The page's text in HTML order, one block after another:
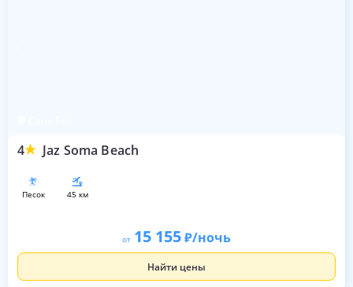
4 Jaz Soma Beach
песок 45 км
от 15 155 /ночь
Найти цены